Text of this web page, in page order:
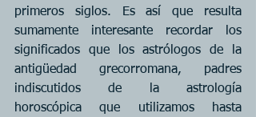
primeros siglos. Es así que resulta
sumamente interesante recordar los
significados que los astrólogos de la
antigüedad grecorromana, padres
indiscutidos de la astrología
horoscópica que utilizamos hasta